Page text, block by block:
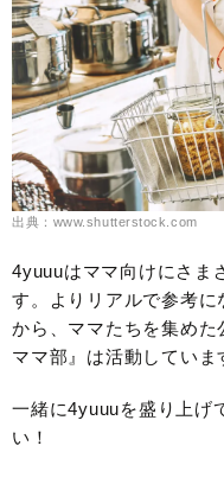
出典：www.shutterstock.com
4yuuuはママ向けにさま
す。よりリアルで参考
から、ママたちを集め
ママ部』は活動してい
一緒に4yuuuを盛り上げ
い！